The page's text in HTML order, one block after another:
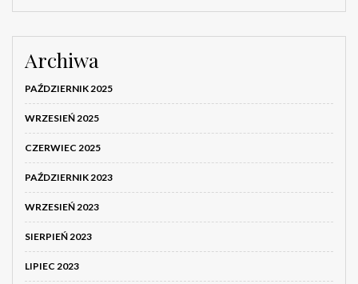
Archiwa
PAŹDZIERNIK 2025
WRZESIEŃ 2025
CZERWIEC 2025
PAŹDZIERNIK 2023
WRZESIEŃ 2023
SIERPIEŃ 2023
LIPIEC 2023